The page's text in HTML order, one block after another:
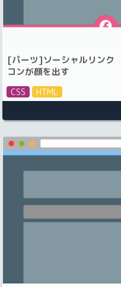
[パーツ]ソーシャルリンク
コンが顔を出す
CSS HTML